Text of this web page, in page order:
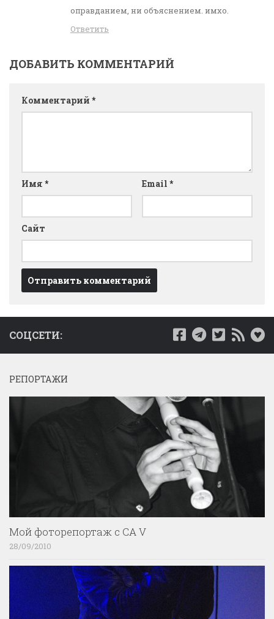
оправданием, ни объяснением. имхо.
Ответить
ДОБАВИТЬ КОММЕНТАРИЙ
Комментарий *
Имя * Email *
Сайт
СОЦСЕТИ:
РЕПОРТАЖИ
Мой фоторепортаж с CA V
28/09/2010